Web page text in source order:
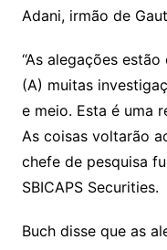
Adani, irmão de
“As alegações
(A) muitas
e meio. Esta é uma
As coisas voltarão
chefe de pesquisa
SBICAPS Securities.
Buch disse que as